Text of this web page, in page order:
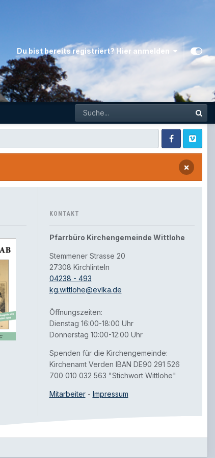
Du bist bereits registriert? Hier anmelden
FacebookVimeo
×
KONTAKT
Pfarrbüro Kirchengemeinde Wittlohe
Stemmener Strasse 20
27308 Kirchlinteln
04238 - 493
kg.wittlohe@evlka.de
Öffnungszeiten:
Dienstag 16:00-18:00 Uhr
Donnerstag 10:00-12:00 Uhr
Spenden für die Kirchengemeinde:
Kirchenamt Verden IBAN DE90 291 526
700 010 032 563 "Stichwort Wittlohe"
Mitarbeiter- Impressum